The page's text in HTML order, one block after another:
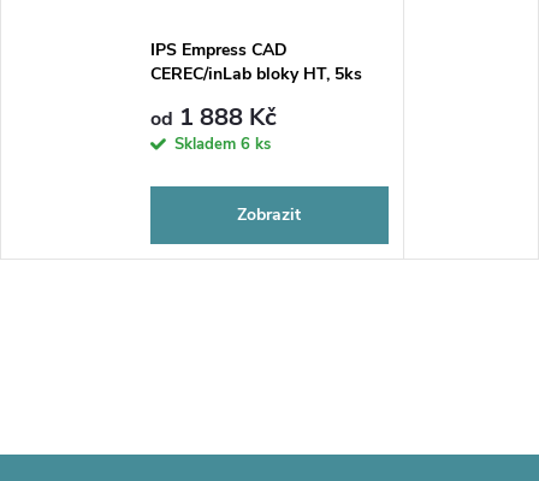
IPS Empress CAD
CEREC/inLab bloky HT, 5ks
od 1 888 Kč
Skladem 6 ks
Zobrazit